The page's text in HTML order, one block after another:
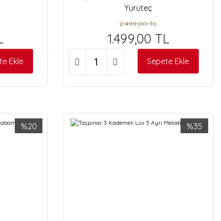
Ekle
Yürüteç
2.499,00 TL
1.499,00 TL
Sepete Ekle
%20 %35